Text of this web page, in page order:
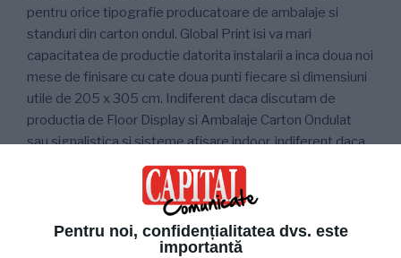
Pentru noi, confidențialitatea dvs. este
importantă
pentru orice tipografie producatoare de ambalaje si
standuri din carton ondul. Global Print isi va mari
capacitatea de productie datorita instalarii a inca doua noi
mese de finisare cu cate doua punti fiecare si dimensiuni
utile de 205 x 305 cm. Indiferent daca discutam de
productia de Floor Display si Ambalaje Carton Ondulat
sau signalistica si sisteme afisare indoor, indiferent daca
este procesat vinil, carton ondulat sau lemn, o masa de
finisare si debitare digitala ofera posibilitatea de a
prelucra o gama larga de substraturi media.